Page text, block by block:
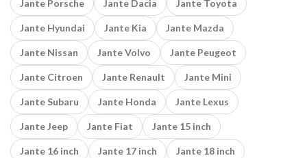
Jante Porsche Jante Dacia Jante Toyota
Jante Hyundai Jante Kia Jante Mazda
Jante Nissan Jante Volvo Jante Peugeot
Jante Citroen Jante Renault Jante Mini
Jante Subaru Jante Honda Jante Lexus
Jante Jeep Jante Fiat Jante 15 inch
Jante 16 inch Jante 17 inch Jante 18 inch